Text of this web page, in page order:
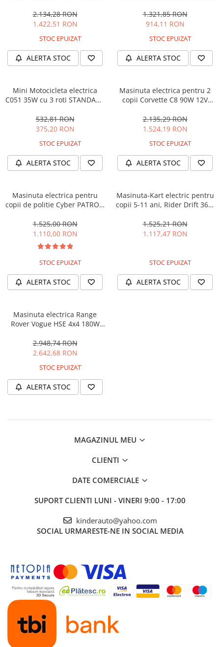
2.134,28 RON
1.422,51 RON
STOC EPUIZAT
ALERTA STOC
12V, galbena
1.321,85 RON
914,11 RON
STOC EPUIZAT
ALERTA STOC
Mini Motocicleta electrica
C051 35W cu 3 roti STANDARD
532,81 RON
375,20 RON
STOC EPUIZAT
ALERTA STOC
Masinuta electrica pentru 2
copii Corvette C8 90W 12V
2.135,29 RON
1.524,19 RON
STOC EPUIZAT
ALERTA STOC
Masinuta electrica pentru
copii de politie Cyber PATROL,
90W, 12V, Black & White
1.525,00 RON
1.110,00 RON
STOC EPUIZAT
ALERTA STOC
Masinuta-Kart electric pentru
copii 5-11 ani, Rider Drift 360,
1.525,21 RON
1.117,47 RON
STOC EPUIZAT
ALERTA STOC
Masinuta electrica Range
Rover Vogue HSE 4x4 180W
2.948,74 RON
2.642,68 RON
STOC EPUIZAT
ALERTA STOC
MAGAZINUL MEU
CLIENTI
DATE COMERCIALE
SUPORT CLIENTI LUNI - VINERI 9:00 - 17:00
kinderauto@yahoo.com
SOCIAL URMARESTE-NE IN SOCIAL MEDIA